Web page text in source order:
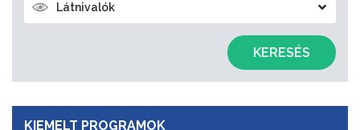
Látnivalók
KERESÉS
KIEMELT PROGRAMOK